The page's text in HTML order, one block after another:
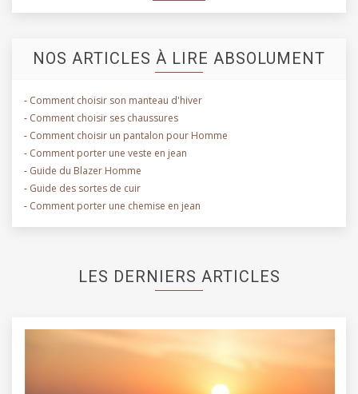
NOS ARTICLES À LIRE ABSOLUMENT
- Comment choisir son manteau d'hiver
- Comment choisir ses chaussures
- Comment choisir un pantalon pour Homme
- Comment porter une veste en jean
- Guide du Blazer Homme
- Guide des sortes de cuir
- Comment porter une chemise en jean
LES DERNIERS ARTICLES